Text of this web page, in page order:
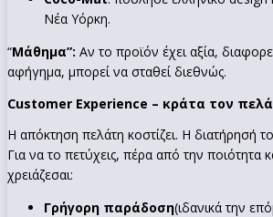
Νέα Υόρκη.
“Μάθημα”: Αν το προϊόν έχει αξία,
αφήγημα, μπορεί να σταθεί διεθνώς.
Customer Experience – κράτα τον
Η απόκτηση πελάτη κοστίζει. Η διατήρησή
Για να το πετύχεις, πέρα από την ποιότητα
χρειάζεσαι:
Γρήγορη παράδοση(ιδανικά την